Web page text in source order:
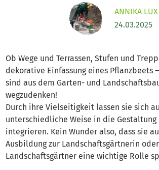
ANNIKA LUX
24.03.2025
Ob Wege und Terrassen, Stufen und
dekorative Einfassung eines Pflanzbeets
sind aus dem Garten- und
wegzudenken!
Durch ihre Vielseitigkeit lassen sie sich
unterschiedliche Weise in die Gestaltung
integrieren. Kein Wunder also, dass sie
Ausbildung zur Landschaftsgärtnerin
Landschaftsgärtner eine wichtige Rolle